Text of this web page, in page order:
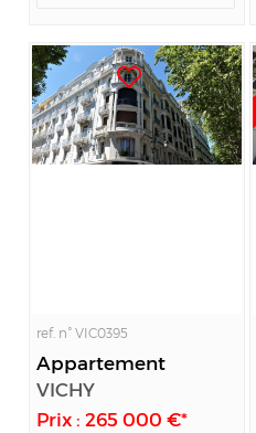
- Aux portes...
ref. n° VIC0395
Appartement
VICHY
Prix : 265 000 €*